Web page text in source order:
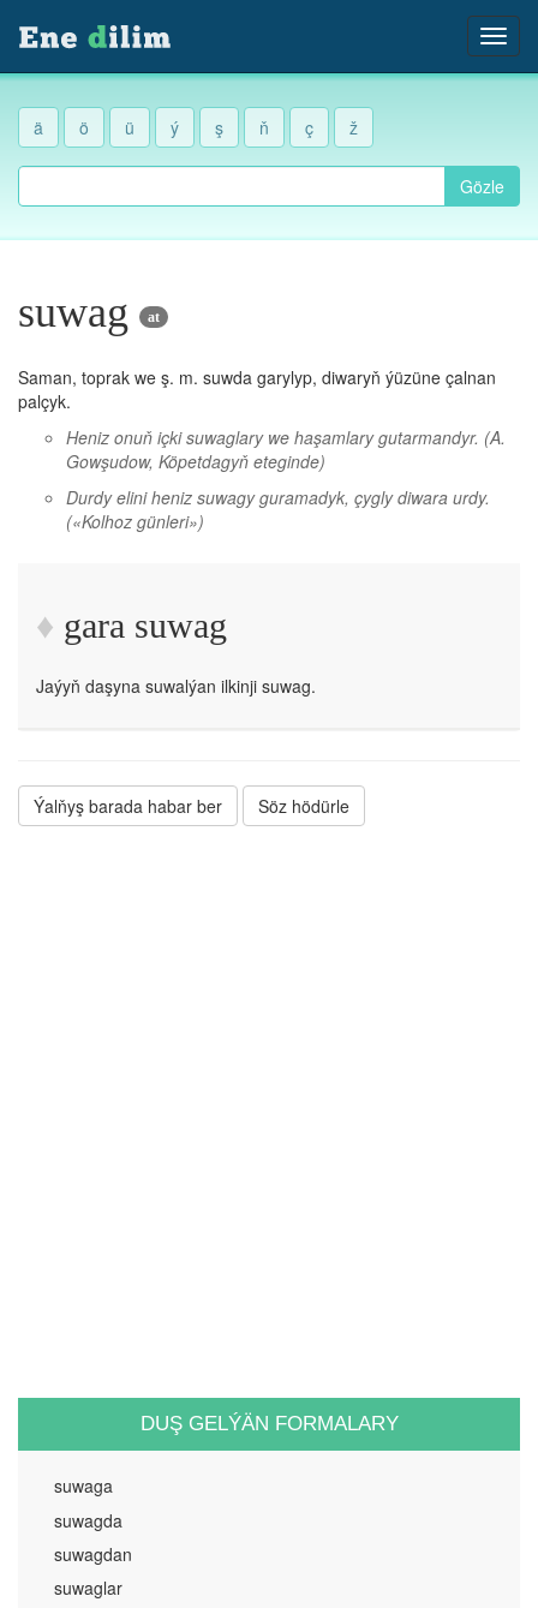
ä ö ü ý ş ň ç ž
Gözle
suwag at
Saman, toprak we ş. m. suwda garylyp, diwaryň ýüzüne çalnan
palçyk.
Heniz onuň içki suwaglary we haşamlary gutarmandyr. (A.
Gowşudow, Köpetdagyň eteginde)
Durdy elini heniz suwagy guramadyk, çygly diwara urdy.
(«Kolhoz günleri»)
gara suwag
Jaýyň daşyna suwalýan ilkinji suwag.
Ýalňyş barada habar ber Söz hödürle
DUŞ GELÝÄN FORMALARY
suwaga
suwagda
suwagdan
suwaglar